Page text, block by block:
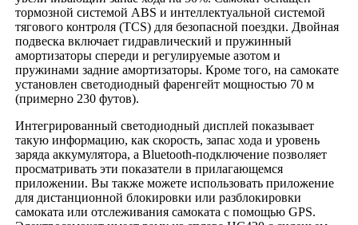
тормозной системой ABS и интеллектуальной системой
тягового контроля (TCS) для безопасной поездки. Двойная
подвеска включает гидравлический и пружинный
амортизаторы спереди и регулируемые азотом и
пружинами задние амортизаторы. Кроме того, на самокате
установлен светодиодный фаренгейт мощностью 70 м
(примерно 230 футов).
Интегрированный светодиодный дисплей показывает
такую информацию, как скорость, запас хода и уровень
заряда аккумулятора, а Bluetooth-подключение позволяет
просматривать эти показатели в прилагающемся
приложении. Вы также можете использовать приложение
для дистанционной блокировки или разблокировки
самоката или отслеживания самоката с помощью GPS.